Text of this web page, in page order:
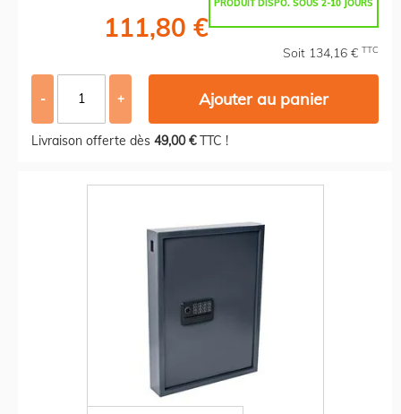
PRODUIT DISPO. SOUS 2-10 JOURS
111,80 €
Soit 134,16 € TTC
- + Ajouter au panier
Livraison offerte dès 49,00 €TTC !